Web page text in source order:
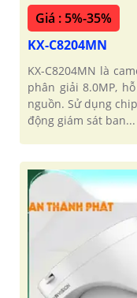
Giá : 5%-35%
KX-C8204MN
KX-C8204MN là
phân giải 8.0MP,
nguồn. Sử dụng
động giám sát ban...